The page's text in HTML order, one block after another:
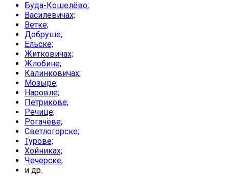
Буда-Кошелёво;
Василевичах;
Ветке;
Добруше;
Ельске;
Житковичах;
Жлобине;
Калинковичах;
Мозыре;
Наровле;
Петрикове;
Речице;
Рогачёве;
Светлогорске;
Турове;
Хойниках;
Чечерске;
и др.